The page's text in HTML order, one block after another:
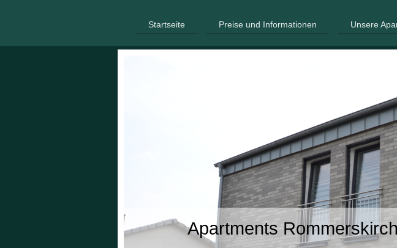
Startseite Preise und Informationen Unsere
Apartments